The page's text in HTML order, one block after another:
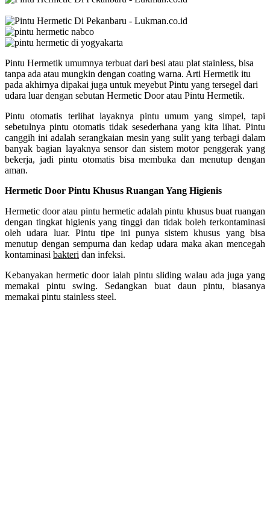
Pintu Hermetik umumnya terbuat dari besi atau plat stainless, bisa
tanpa ada atau mungkin dengan coating warna. Arti Hermetik itu
pada akhirnya dipakai juga untuk meyebut Pintu yang tersegel dari
udara luar dengan sebutan Hermetic Door atau Pintu Hermetik.
Pintu otomatis terlihat layaknya pintu umum yang simpel, tapi
sebetulnya pintu otomatis tidak sesederhana yang kita lihat. Pintu
canggih ini adalah serangkaian mesin yang sulit yang terbagi dalam
banyak bagian layaknya sensor dan sistem motor penggerak yang
bekerja, jadi pintu otomatis bisa membuka dan menutup dengan
aman.
Hermetic Door Pintu Khusus Ruangan Yang Higienis
Hermetic door atau pintu hermetic adalah pintu khusus buat ruangan
dengan tingkat higienis yang tinggi dan tidak boleh terkontaminasi
oleh udara luar. Pintu tipe ini punya sistem khusus yang bisa
menutup dengan sempurna dan kedap udara maka akan mencegah
kontaminasi bakteri dan infeksi.
Kebanyakan hermetic door ialah pintu sliding walau ada juga yang
memakai pintu swing. Sedangkan buat daun pintu, biasanya
memakai pintu stainless steel.